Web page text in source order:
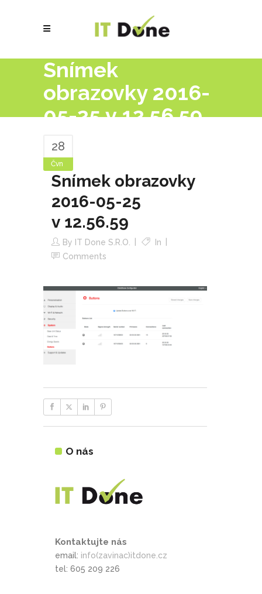
Snímek
obrazovky 2016-
05-25 v 12.56.59
28
Čvn
Snímek obrazovky
2016-05-25
v 12.56.59
By IT Done S.r.o.
In
Comments
O nás
Kontaktujte nás
email: info(zavinac)itdone.cz
tel: 605 209 226